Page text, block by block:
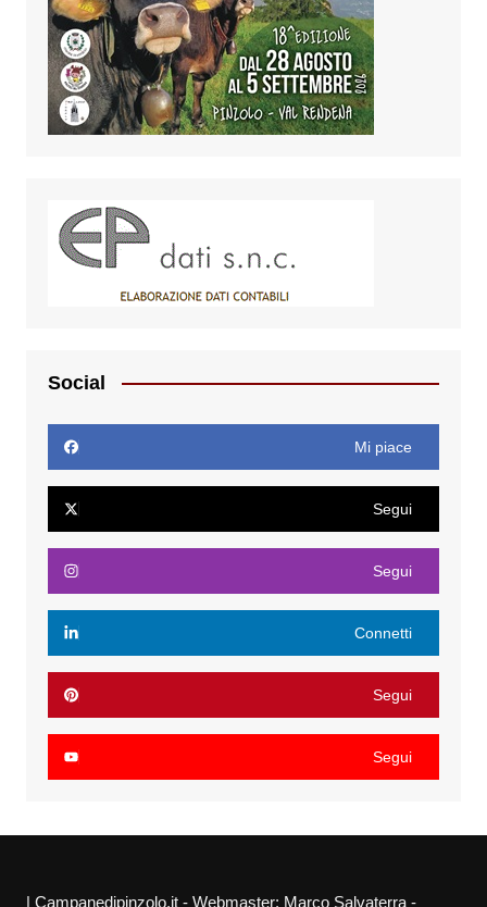
Social
Mi piace
Segui
Segui
Connetti
Segui
Segui
| Campanedipinzolo.it - Webmaster: Marco Salvaterra -